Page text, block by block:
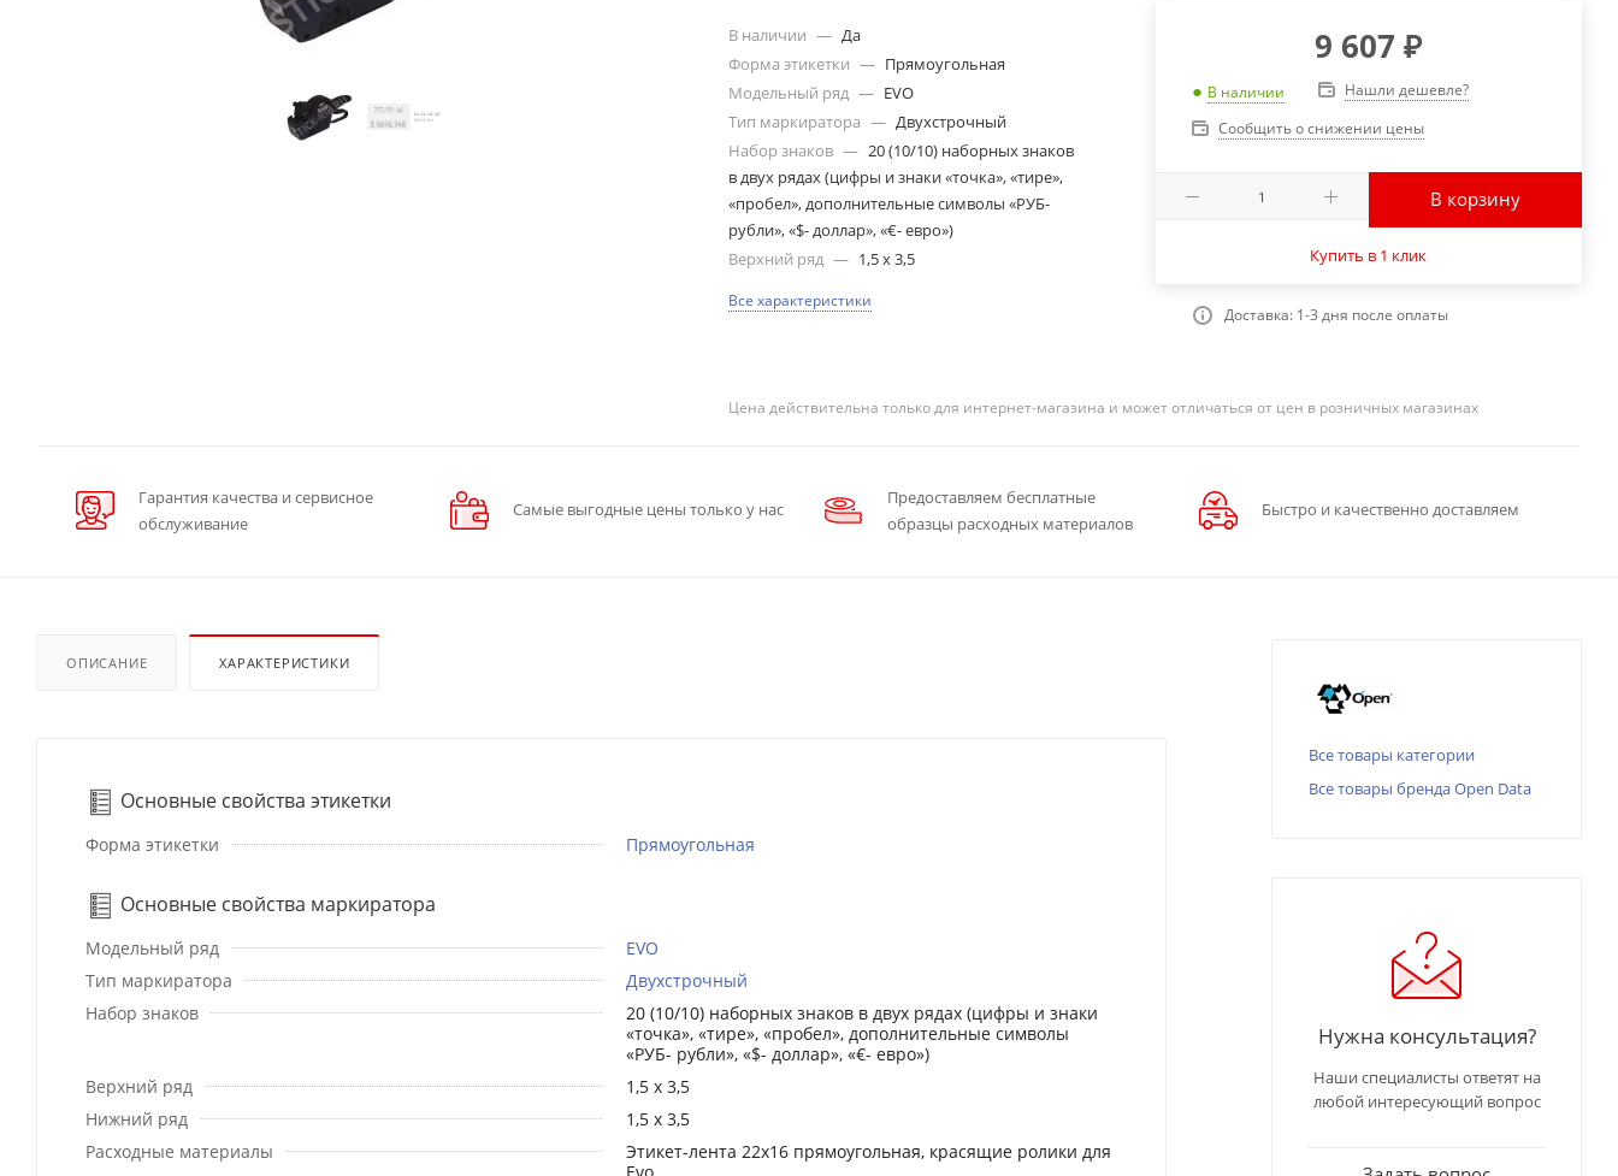
В наличии — Да
Форма этикетки — Прямоугольная
Модельный ряд — EVO
Тип маркиратора — Двухстрочный
Набор знаков — 20 (10/10) наборных знаков
в двух рядах (цифры и знаки «точка», «тире»,
«пробел», дополнительные символы «РУБ-
рубли», «$- доллар», «€- евро»)
Верхний ряд — 1,5 х 3,5
Все характеристики
9 607 ₽
В наличии
Нашли дешевле?
Сообщить о снижении цены
В корзину
Купить в 1 клик
Доставка: 1-3 дня после оплаты
Цена действительна только для интернет-магазина и может отличаться от цен в розничных магазинах
Гарантия качества и сервисное
обслуживание
Самые выгодные цены только у нас
Предоставляем бесплатные
образцы расходных материалов
Быстро и качественно доставляем
ОПИСАНИЕ ХАРАКТЕРИСТИКИ
Основные свойства этикетки
Форма этикетки Прямоугольная
Основные свойства маркиратора
Модельный ряд
EVO
Тип маркиратора
Двухстрочный
Набор знаков
20 (10/10) наборных знаков в двух рядах (цифры и знаки
«точка», «тире», «пробел», дополнительные символы
«РУБ- рубли», «$- доллар», «€- евро»)
Верхний ряд
1,5 х 3,5
Нижний ряд
1,5 х 3,5
Расходные материалы
Этикет-лента 22х16 прямоугольная, красящие ролики для
Все товары категории
Все товары бренда Open Data
Нужна консультация?
Наши специалисты ответят на
любой интересующий вопрос